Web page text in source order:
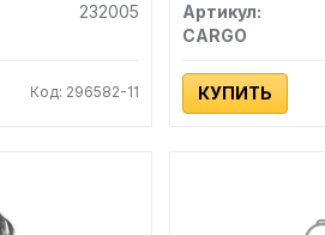
232005
Код: 296582-11
Артикул:
CARGO
КУПИТЬ